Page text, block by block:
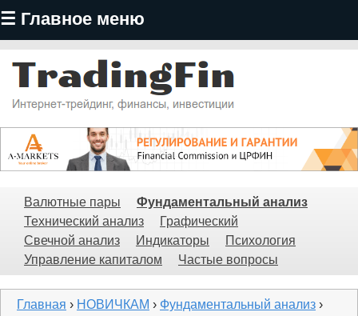
☰ Главное меню
Перейти
основному
содержанию
TradingFin
Валютные пары
Фундаментальный анализ
Технический анализ
Графический
Свечной анализ
Индикаторы
Психология
Управление капиталом
Частые вопросы
Главная › НОВИЧКАМ › Фундаментальный анализ ›